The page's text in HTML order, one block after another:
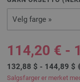
Velg farge »
114,20 € -
132,88 $ - 144,89 $
Salgsfarger er merket